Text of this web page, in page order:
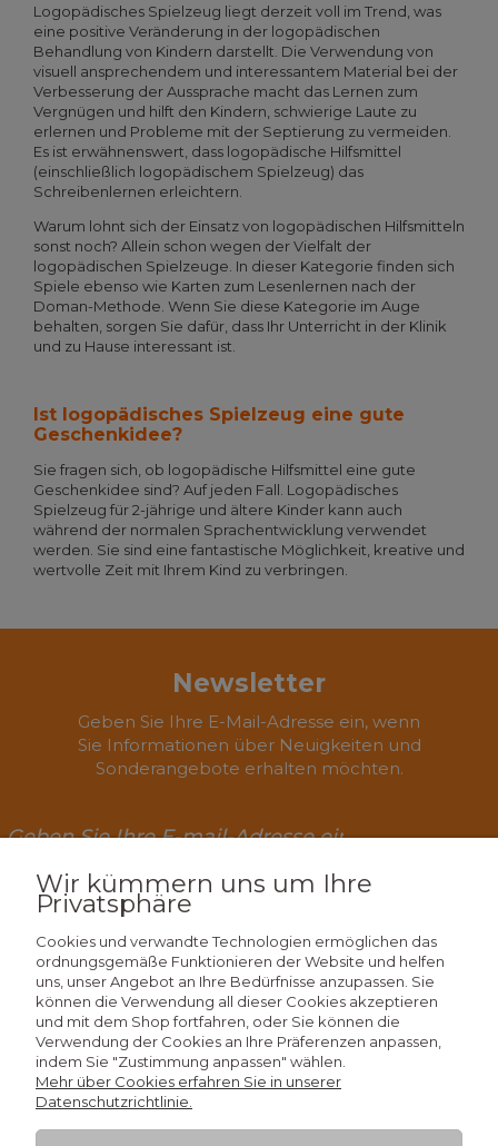
Logopädisches Spielzeug liegt derzeit voll im Trend, was
eine positive Veränderung in der logopädischen
Behandlung von Kindern darstellt. Die Verwendung von
visuell ansprechendem und interessantem Material bei der
Verbesserung der Aussprache macht das Lernen zum
Vergnügen und hilft den Kindern, schwierige Laute zu
erlernen und Probleme mit der Septierung zu vermeiden.
Es ist erwähnenswert, dass logopädische Hilfsmittel
(einschließlich logopädischem Spielzeug) das
Schreibenlernen erleichtern.
Warum lohnt sich der Einsatz von logopädischen Hilfsmitteln
sonst noch? Allein schon wegen der Vielfalt der
logopädischen Spielzeuge. In dieser Kategorie finden sich
Spiele ebenso wie Karten zum Lesenlernen nach der
Doman-Methode. Wenn Sie diese Kategorie im Auge
behalten, sorgen Sie dafür, dass Ihr Unterricht in der Klinik
und zu Hause interessant ist.
Ist logopädisches Spielzeug eine gute
Geschenkidee?
Sie fragen sich, ob logopädische Hilfsmittel eine gute
Geschenkidee sind? Auf jeden Fall. Logopädisches
Spielzeug für 2-jährige und ältere Kinder kann auch
während der normalen Sprachentwicklung verwendet
werden. Sie sind eine fantastische Möglichkeit, kreative und
wertvolle Zeit mit Ihrem Kind zu verbringen.
Newsletter
Geben Sie Ihre E-Mail-Adresse ein, wenn
Sie Informationen über Neuigkeiten und
Sonderangebote erhalten möchten.
Abonnieren
Wissen
Einkaufen
Mein Konto
Wir kümmern uns um Ihre
Privatsphäre
Cookies und verwandte Technologien ermöglichen das
ordnungsgemäße Funktionieren der Website und helfen
uns, unser Angebot an Ihre Bedürfnisse anzupassen. Sie
können die Verwendung all dieser Cookies akzeptieren
und mit dem Shop fortfahren, oder Sie können die
Verwendung der Cookies an Ihre Präferenzen anpassen,
indem Sie "Zustimmung anpassen" wählen.
Mehr über Cookies erfahren Sie in unserer
Datenschutzrichtlinie.